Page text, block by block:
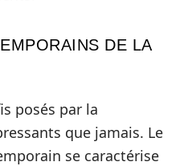
DE LA
posés par la
que jamais. Le
se caractérise